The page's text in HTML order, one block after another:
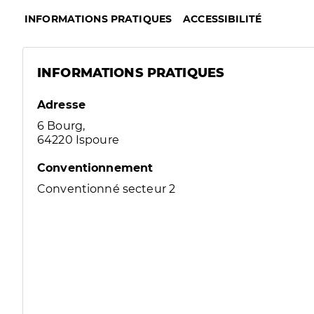
INFORMATIONS PRATIQUES ACCESSIBILITÉ
INFORMATIONS PRATIQUES
Adresse
6 Bourg,
64220 Ispoure
Conventionnement
Conventionné secteur 2